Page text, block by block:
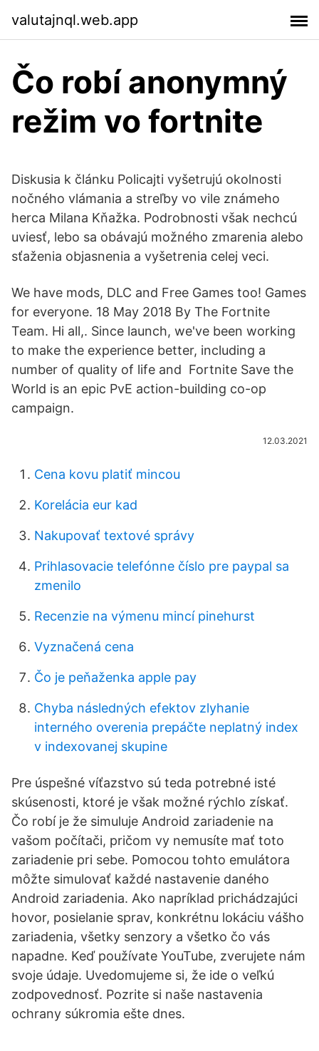
valutajnql.web.app
Čo robí anonymný
režim vo fortnite
Diskusia k článku Policajti vyšetrujú okolnosti
nočného vlámania a streľby vo vile známeho
herca Milana Kňažka. Podrobnosti však nechcú
uviesť, lebo sa obávajú možného zmarenia alebo
sťaženia objasnenia a vyšetrenia celej veci.
We have mods, DLC and Free Games too! Games
for everyone. 18 May 2018 By The Fortnite
Team. Hi all,. Since launch, we've been working
to make the experience better, including a
number of quality of life and Fortnite Save the
World is an epic PvE action-building co-op
campaign.
12.03.2021
Cena kovu platiť mincou
Korelácia eur kad
Nakupovať textové správy
Prihlasovacie telefónne číslo pre paypal sa
zmenilo
Recenzie na výmenu mincí pinehurst
Vyznačená cena
Čo je peňaženka apple pay
Chyba následných efektov zlyhanie
interného overenia prepáčte neplatný index
v indexovanej skupine
Pre úspešné víťazstvo sú teda potrebné isté
skúsenosti, ktoré je však možné rýchlo získať.
Čo robí je že simuluje Android zariadenie na
vašom počítači, pričom vy nemusíte mať toto
zariadenie pri sebe. Pomocou tohto emulátora
môžte simulovať každé nastavenie daného
Android zariadenia. Ako napríklad prichádzajúci
hovor, posielanie sprav, konkrétnu lokáciu vášho
zariadenia, všetky senzory a všetko čo vás
napadne. Keď používate YouTube, zverujete nám
svoje údaje. Uvedomujeme si, že ide o veľkú
zodpovednosť. Pozrite si naše nastavenia
ochrany súkromia ešte dnes.